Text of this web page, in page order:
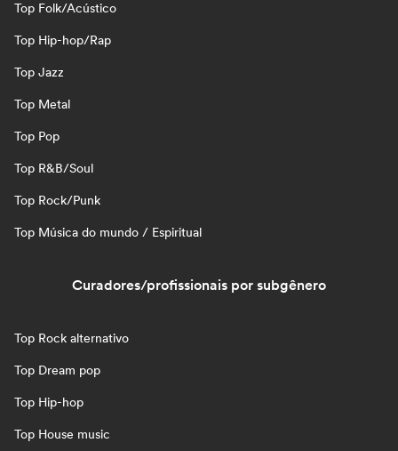
Top Folk/Acústico
Top Hip-hop/Rap
Top Jazz
Top Metal
Top Pop
Top R&B/Soul
Top Rock/Punk
Top Música do mundo / Espiritual
Curadores/profissionais por subgênero
Top Rock alternativo
Top Dream pop
Top Hip-hop
Top House music